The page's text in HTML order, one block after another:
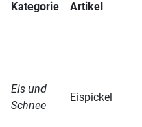
Kategorie Artikel
Eis und
Schnee
Eispickel